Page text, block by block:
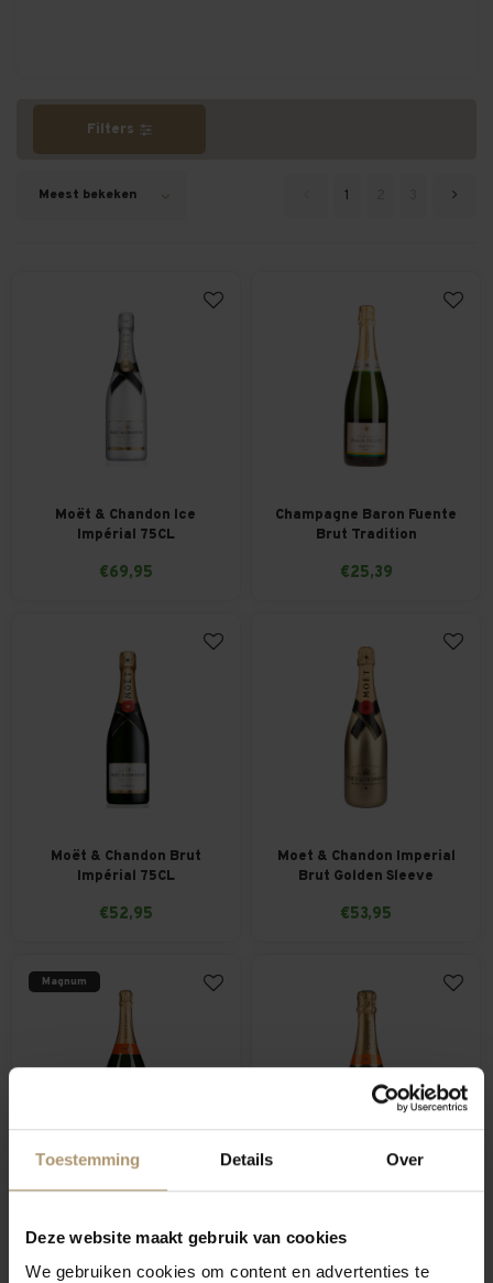
Toestemming Details Over
Deze website maakt gebruik van cookies
We gebruiken cookies om content en advertenties te
Filters
Meest bekeken 1
Moët & Chandon Ice
Impérial 75CL
€69,95
Champagne Baron Fuente
Brut Tradition
€25,39
Moët & Chandon Brut
Impérial 75CL
€52,95
Moet & Chandon Imperial
Brut Golden Sleeve
€53,95
Magnum
Magnum